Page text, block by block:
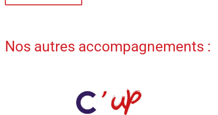
Nos autres accompagnements :